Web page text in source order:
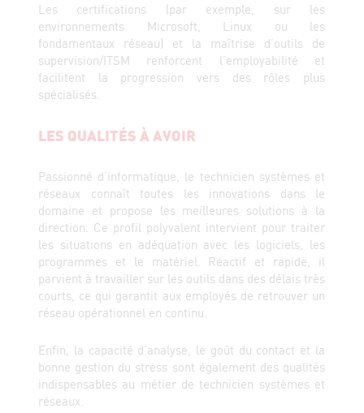
Les certifications (par exemple, sur les
environnements Microsoft, Linux ou les
fondamentaux réseau) et la maîtrise d’outils de
supervision/ITSM renforcent l’employabilité et
facilitent la progression vers des rôles plus
spécialisés.
LES QUALITÉS À AVOIR
Passionné d’informatique, le technicien systèmes et
réseaux connaît toutes les innovations dans le
domaine et propose les meilleures solutions à la
direction. Ce profil polyvalent intervient pour traiter
les situations en adéquation avec les logiciels, les
programmes et le matériel. Réactif et rapide, il
parvient à travailler sur les outils dans des délais très
courts, ce qui garantit aux employés de retrouver un
réseau opérationnel en continu.
Enfin, la capacité d’analyse, le goût du contact et la
bonne gestion du stress sont également des qualités
indispensables au métier de technicien systèmes et
réseaux.